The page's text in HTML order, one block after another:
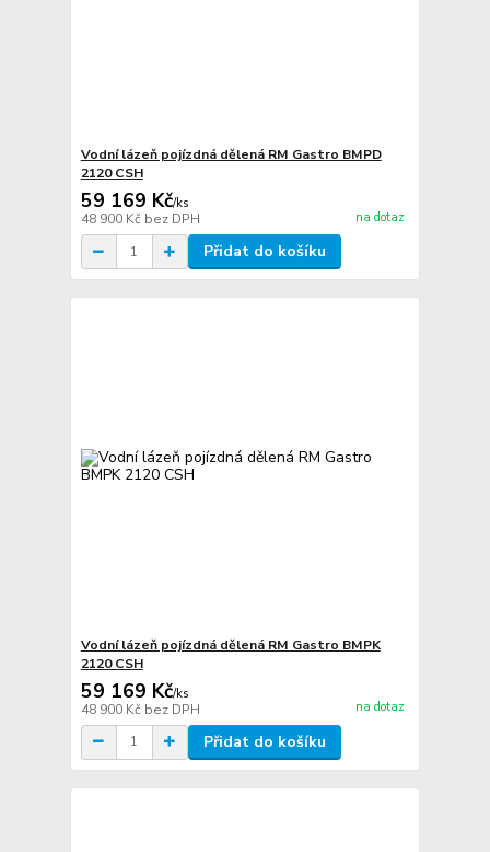
Vodní lázeň pojízdná dělená RM Gastro BMPD
2120 CSH
59 169 Kč/ks
48 900 Kč bez DPH na dotaz
Přidat do košíku
Vodní lázeň pojízdná dělená RM Gastro BMPK
2120 CSH
59 169 Kč/ks
48 900 Kč bez DPH na dotaz
Přidat do košíku